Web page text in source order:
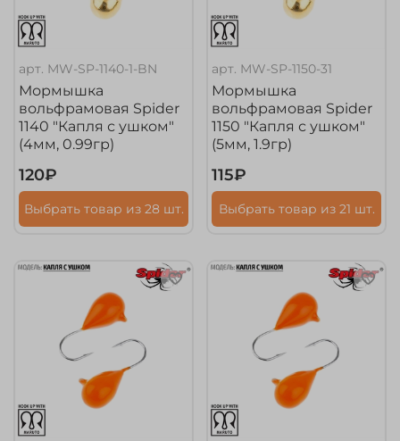
арт. MW-SP-1140-1-BN
Мормышка
вольфрамовая Spider
1140 "Капля с ушком"
(4мм, 0.99гр)
120₽
Выбрать товар из 28 шт.
арт. MW-SP-1150-31
Мормышка
вольфрамовая Spider
1150 "Капля с ушком"
(5мм, 1.9гр)
115₽
Выбрать товар из 21 шт.